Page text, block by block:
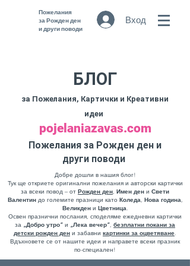
Пожелания
за Рожден ден
и други поводи
Вход
БЛОГ
за Пожелания, Картички и Креативни
идеи
pojelaniazavas.com
Пожелания за Рожден ден и
други поводи
Добре дошли в нашия блог!
Тук ще откриете оригинални пожелания и авторски картички
за всеки повод – от Рожден ден, Имен ден и Свети
Валентиндо големите празници като Коледа, Нова година,
Великдени Цветница.
Освен празнични послания, споделяме ежедневни картички
за „Добро утро“ и „Лека вечер“, безплатни покани за
детски рожден ден и забавни картинки за оцветяване.
Вдъхновете се от нашите идеи и направете всеки празник
по-специален!